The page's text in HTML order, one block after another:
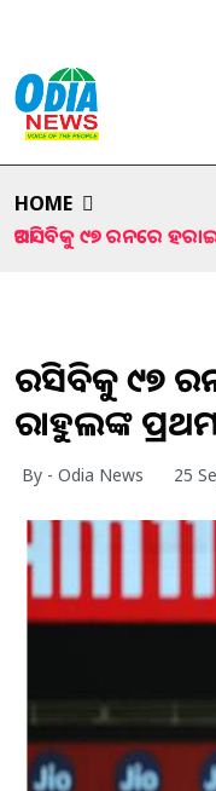
HOME
ଆରସିବିକୁ ୯୭ ରନରେ
ଆରସିବିକୁ ୯୭
ରାହୁଲଙ୍କ
By - Odia News 25